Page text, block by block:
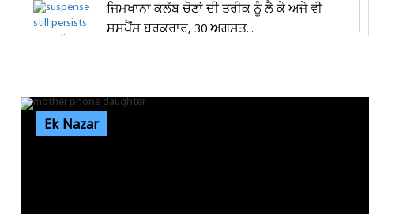
ਜਿਮਖਾਨਾ ਕਲੱਬ ਚੋਣਾਂ ਦੀ ਤਰੀਕ ਨੂੰ ਲੈ ਕੇ ਅਜੇ ਵੀ
ਸਸਪੈਂਸ ਬਰਕਰਾਰ, 30 ਅਗਸਤ...
Ek Nazar